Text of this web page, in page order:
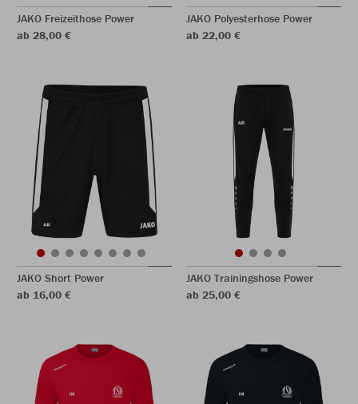
JAKO Freizeithose Power
ab 28,00 €
JAKO Polyesterhose Power
ab 22,00 €
JAKO Short Power
ab 16,00 €
JAKO Trainingshose Power
ab 25,00 €